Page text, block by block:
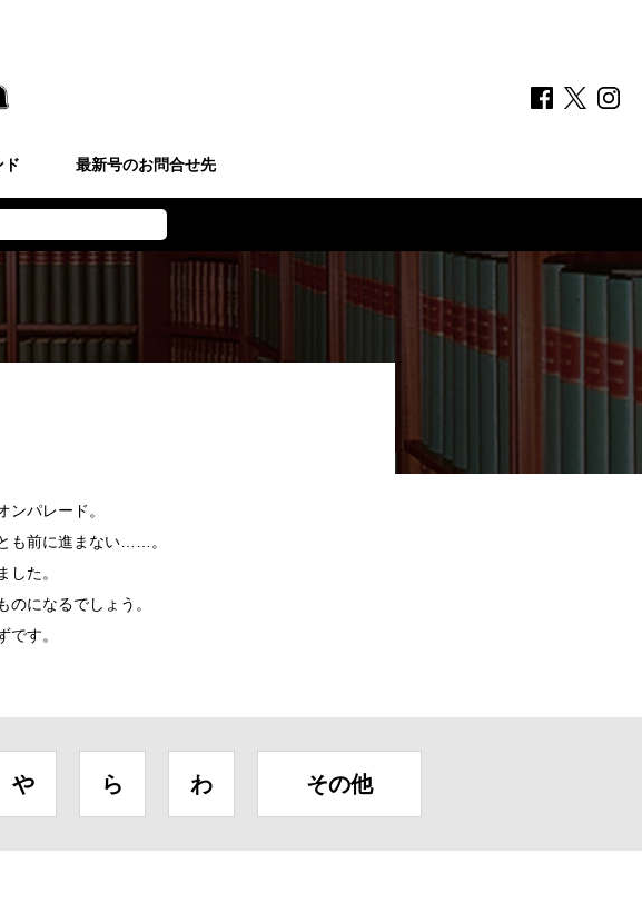
ド 最新号のお問合せ先
パレード。
も前に進まない……。
した。
になるでしょう。
す。
や ら わ その他